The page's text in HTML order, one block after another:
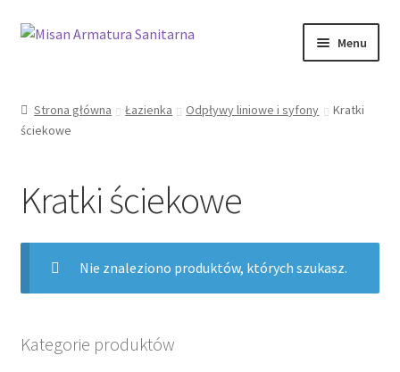
Przejdź
Przejdź
Menu
Moje konto
Strona główna Łazienka Odpływy liniowe i syfony
Kratki
ściekowe
Kratki ściekowe
Nie znaleziono produktów, których szukasz.
Kategorie produktów